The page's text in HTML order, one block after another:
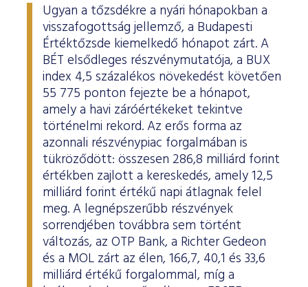
Ugyan a tőzsdékre a nyári hónapokban a
visszafogottság jellemző, a Budapesti
Értéktőzsde kiemelkedő hónapot zárt. A
BÉT elsődleges részvénymutatója, a BUX
index 4,5 százalékos növekedést követően
55 775 ponton fejezte be a hónapot,
amely a havi záróértékeket tekintve
történelmi rekord. Az erős forma az
azonnali részvénypiac forgalmában is
tükröződött: összesen 286,8 milliárd forint
értékben zajlott a kereskedés, amely 12,5
milliárd forint értékű napi átlagnak felel
meg. A legnépszerűbb részvények
sorrendjében továbbra sem történt
változás, az OTP Bank, a Richter Gedeon
és a MOL zárt az élen, 166,7, 40,1 és 33,6
milliárd értékű forgalommal, míg a